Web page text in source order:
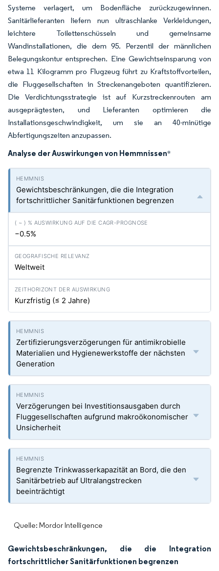
Systeme verlagert, um Bodenfläche zurückzugewinnen.
Sanitärlieferanten liefern nun ultraschlanke Verkleidungen,
leichtere Toilettenschüsseln und gemeinsame
Wandinstallationen, die dem 95. Perzentil der männlichen
Belegungskontur entsprechen. Eine Gewichtseinsparung von
etwa 11 Kilogramm pro Flugzeug führt zu Kraftstoffvorteilen,
die Fluggesellschaften in Streckenangeboten quantifizieren.
Die Verdichtungsstrategie ist auf Kurzstreckenrouten am
ausgeprägtesten, und Lieferanten optimieren die
Installationsgeschwindigkeit, um sie an 40-minütige
Abfertigungszeiten anzupassen.
Analyse der Auswirkungen von Hemmnissen*
Gewichtsbeschränkungen, die die Integration
fortschrittlicher Sanitärfunktionen begrenzen
−0.5%
Weltweit
Kurzfristig (≤ 2 Jahre)
Zertifizierungsverzögerungen für antimikrobielle
Materialien und Hygienewerkstoffe der nächsten
Generation
Verzögerungen bei Investitionsausgaben durch
Fluggesellschaften aufgrund makroökonomischer
Unsicherheit
Begrenzte Trinkwasserkapazität an Bord, die den
Sanitärbetrieb auf Ultralangstrecken
beeinträchtigt
Quelle: Mordor Intelligence
Gewichtsbeschränkungen, die die Integration
fortschrittlicher Sanitärfunktionen begrenzen